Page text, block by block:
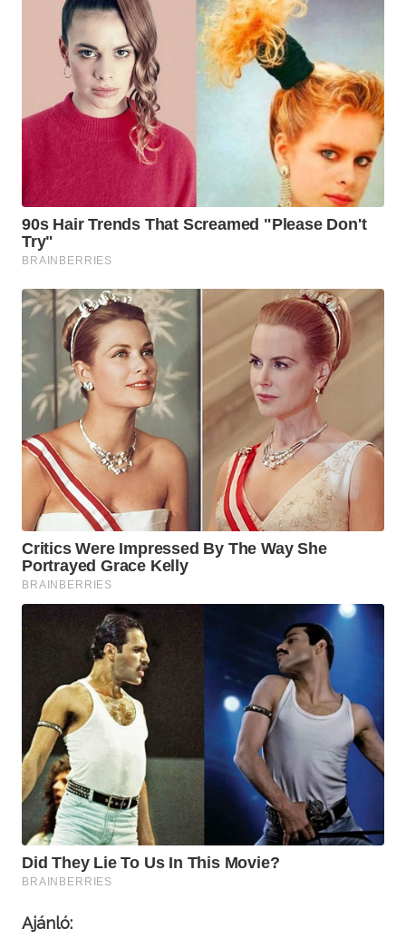
Ajánló: